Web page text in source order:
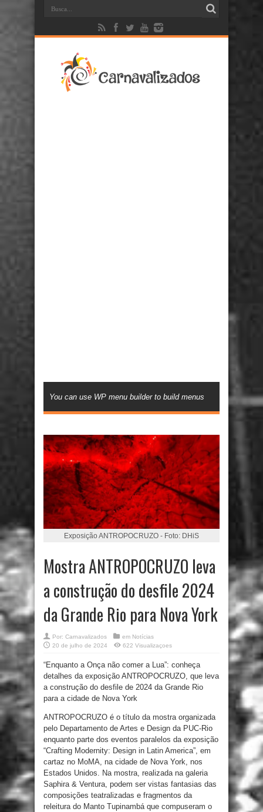
You can use WP menu builder to build menus
Exposição ANTROPOCRUZO - Foto: DHiS
Mostra ANTROPOCRUZO leva
a construção do desfile 2024
da Grande Rio para Nova York
Por: Carnavalizados em Notícias
20 de julho de 2024
622 Visualizaçoes
“Enquanto a Onça não comer a Lua”: conheça
detalhes da exposição ANTROPOCRUZO, que leva
a construção do desfile de 2024 da Grande Rio
para a cidade de Nova York
ANTROPOCRUZO é o título da mostra organizada
pelo Departamento de Artes e Design da PUC-Rio
enquanto parte dos eventos paralelos da exposição
“Crafting Modernity: Design in Latin America”, em
cartaz no MoMA, na cidade de Nova York, nos
Estados Unidos. Na mostra, realizada na galeria
Saphira & Ventura, podem ser vistas fantasias das
composições teatralizadas e fragmentos da
releitura do Manto Tupinambá que compuseram o